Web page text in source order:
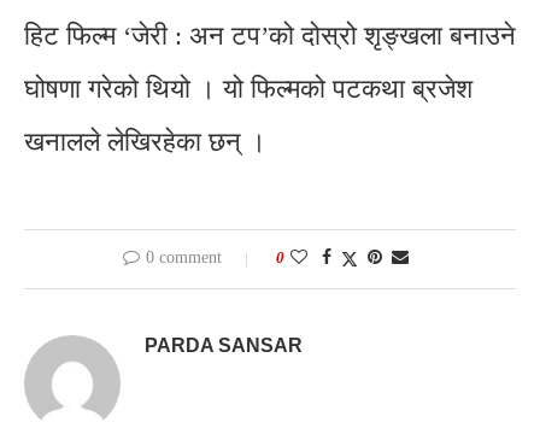
हिट फिल्म ‘जेरी : अन टप’को दोस्रो शृङ्खला बनाउने
घोषणा गरेको थियो । यो फिल्मको पटकथा ब्रजेश
खनालले लेखिरहेका छन् ।
0 comment 0
PARDA SANSAR